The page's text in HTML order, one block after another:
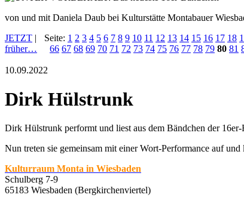
von und mit Daniela Daub bei Kulturstätte Montabauer
JETZT |
früher…
Seite: 1 2 3 4 5 6 7 8 9 10 11 12 13 14 15 16 17 18
66 67 68 69 70 71 72 73 74 75 76 77 78 79 80 81
10.09.2022
Dirk Hülstrunk
Dirk Hülstrunk performt und liest aus dem Bändchen der 16er-
Nun treten sie gemeinsam mit einer Wort-Performance auf und
Kulturraum Monta in Wiesbaden
Schulberg 7-9
65183 Wiesbaden (Bergkirchenviertel)